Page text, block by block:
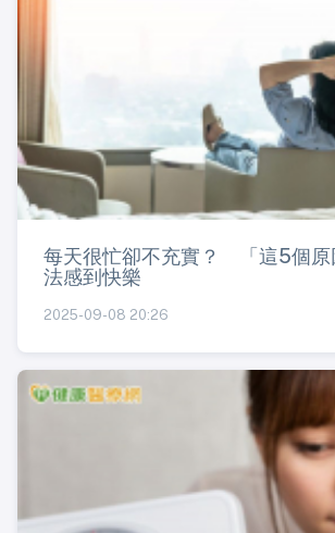
每天很忙卻不充實？ 「這5個原
法感到快樂
2025-09-08 20:26